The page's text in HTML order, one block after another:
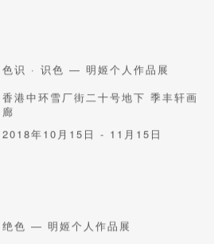
色识 · 识色 — 明姬个人作品展
香港中环雪厂街二十号地下 季丰轩画
廊
2018年10月15日 - 11月15日
绝色 — 明姬个人作品展